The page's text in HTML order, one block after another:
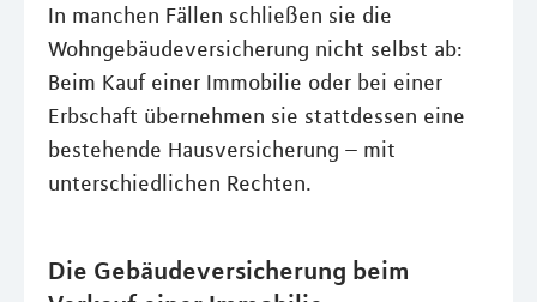
In manchen Fällen schließen sie die
Wohngebäudeversicherung nicht selbst ab:
Beim Kauf einer Immobilie oder bei einer
Erbschaft übernehmen sie stattdessen eine
bestehende Hausversicherung – mit
unterschiedlichen Rechten.
Die Gebäudeversicherung beim